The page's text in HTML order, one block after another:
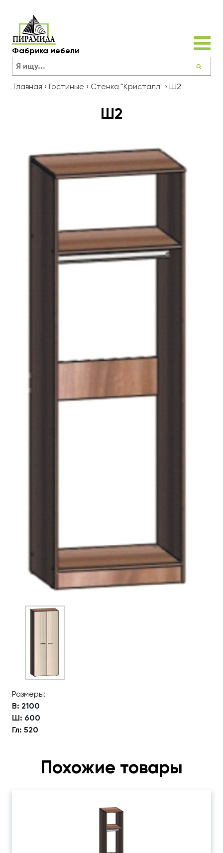
Фабрика мебели
Главная › Гостиные › Стенка "Кристалл" › Ш2
Ш2
Размеры:
В: 2100
Ш: 600
Гл: 520
Похожие товары